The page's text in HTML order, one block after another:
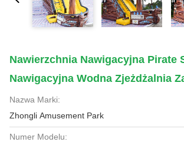
Nawierzchnia Nawigacyjna Pirate
Nawigacyjna Wodna Zjeżdżalnia
Nazwa Marki:
Zhongli Amusement Park
Numer Modelu: